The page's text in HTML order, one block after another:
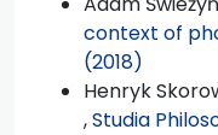
context of
(2018)
Henryk
,Studia